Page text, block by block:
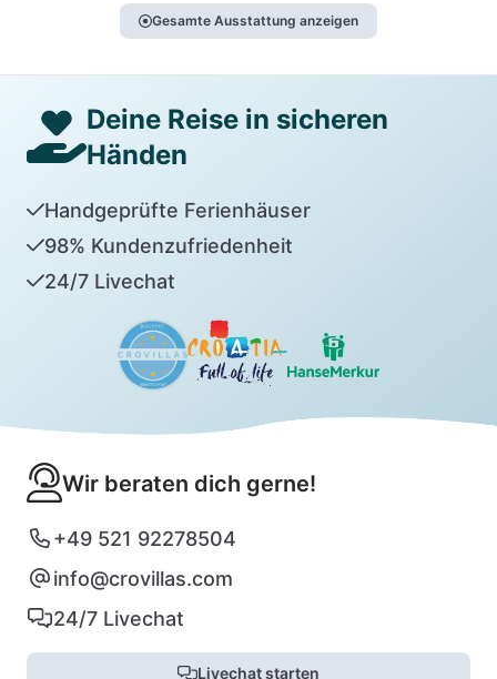
Gesamte Ausstattung anzeigen
Deine Reise in sicheren
Händen
Handgeprüfte Ferienhäuser
98% Kundenzufriedenheit
24/7 Livechat
Wir beraten dich gerne!
+49 521 92278504
info@crovillas.com
24/7 Livechat
Livechat starten